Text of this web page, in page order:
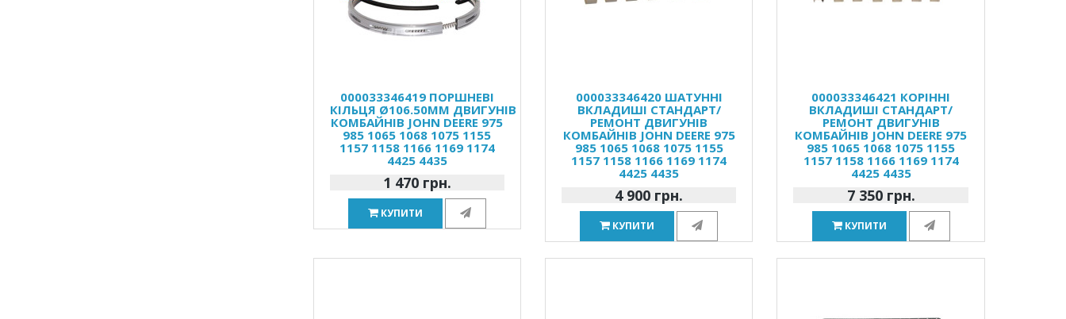
000033346419 ПОРШНЕВІ
КІЛЬЦЯ Ø106.50MM ДВИГУНІВ
КОМБАЙНІВ JOHN DEERE 975
985 1065 1068 1075 1155
1157 1158 1166 1169 1174
4425 4435
1 470 грн.
КУПИТИ
000033346420 ШАТУННІ
ВКЛАДИШІ СТАНДАРТ/
РЕМОНТ ДВИГУНІВ
КОМБАЙНІВ JOHN DEERE 975
985 1065 1068 1075 1155
1157 1158 1166 1169 1174
4425 4435
4 900 грн.
КУПИТИ
000033346421 КОРІННІ
ВКЛАДИШІ СТАНДАРТ/
РЕМОНТ ДВИГУНІВ
КОМБАЙНІВ JOHN DEERE 975
985 1065 1068 1075 1155
1157 1158 1166 1169 1174
4425 4435
7 350 грн.
КУПИТИ